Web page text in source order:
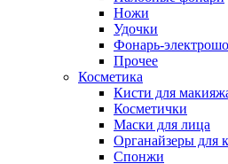
Ножи
Удочки
Фонарь-
Прочее
Косметика
Кисти для
Косметички
Маски для лица
Органайзеры для
Спонжи